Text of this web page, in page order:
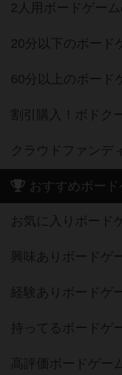
2人用ボードゲー
20分以下のボード
60分以上のボード
割引購入！ボドク
クラウドファンデ
おすすめボード
お気に入りボード
興味ありボードゲ
経験ありボードゲ
持ってるボードゲ
高評価ボードゲー